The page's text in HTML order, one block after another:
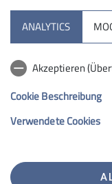
ANALYTICS
Akzeptieren
Cookie Beschreibung
Verwendete Cookies